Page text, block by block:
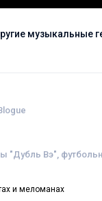
музыкальные
"Дубль Вэ",
и меломанах